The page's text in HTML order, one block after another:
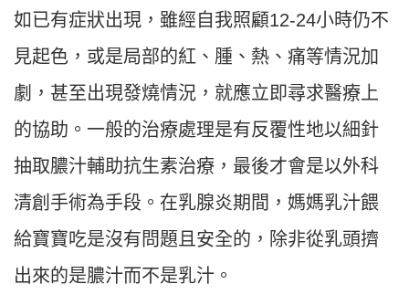
如已有症狀出現，雖經自我照顧12-24小時仍不
見起色，或是局部的紅、腫、熱、痛等情況加
劇，甚至出現發燒情況，就應立即尋求醫療上
的協助。一般的治療處理是有反覆性地以細針
抽取膿汁輔助抗生素治療，最後才會是以外科
清創手術為手段。在乳腺炎期間，媽媽乳汁餵
給寶寶吃是沒有問題且安全的，除非從乳頭擠
出來的是膿汁而不是乳汁。